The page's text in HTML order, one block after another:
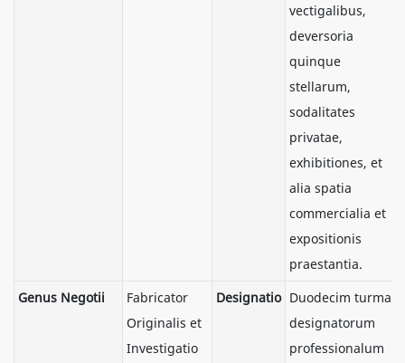
vectigalibus,
deversoria
quinque
stellarum,
sodalitates
privatae,
exhibitiones, et
alia spatia
commercialia et
expositionis
praestantia.
Genus Negotii
Fabricator
Originalis et
Investigatio
Designatio Duodecim turma
designatorum
professionalum